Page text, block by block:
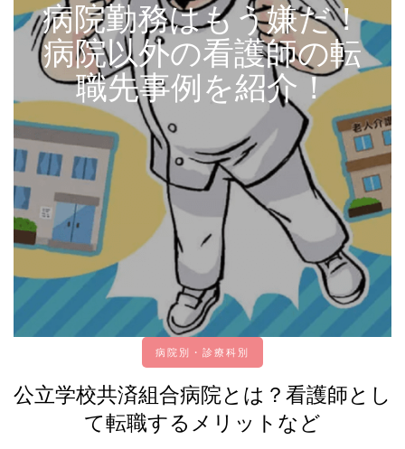
病院勤務はもう嫌だ！
病院以外の看護師の転
職先事例を紹介！
病院別・診療科別
公立学校共済組合病院とは？看護師とし
て転職するメリットなど